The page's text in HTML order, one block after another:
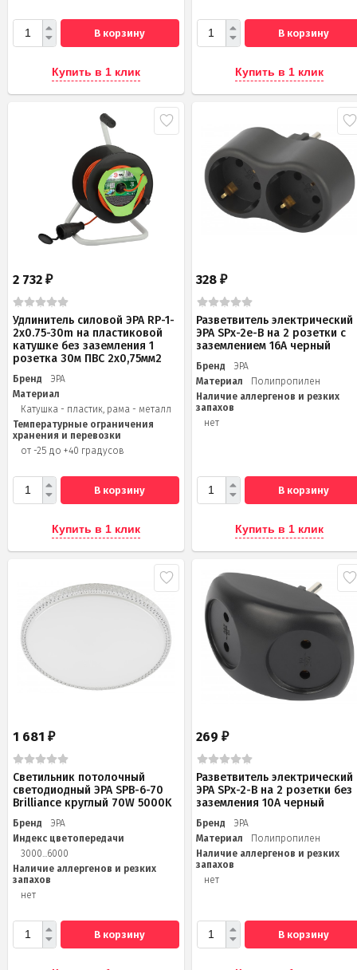
В корзину
Купить в 1 клик
В корзину
Купить в 1 клик
2 732 ₽
Удлинитель силовой ЭРА RP-1-
2x0.75-30m на пластиковой
катушке без заземления 1
розетка 30м ПВС 2х0,75мм2
Бренд
ЭРА
Материал
Катушка - пластик, рама - металл
Температурные ограничения
хранения и перевозки
от -25 до +40 градусов
В корзину
Купить в 1 клик
328₽
Разветвитель электрический
ЭРА SPx-2e-B на 2 розетки с
заземлением 16А черный
Бренд
ЭРА
Материал
Полипропилен
Наличие аллергенов и резких
запахов
нет
В корзину
Купить в 1 клик
1 681 ₽
Светильник потолочный
светодиодный ЭРА SPB-6-70
Brilliance круглый 70W 5000K
Бренд
ЭРА
Индекс цветопередачи
3000...6000
Наличие аллергенов и резких
запахов
нет
В корзину
269₽
Разветвитель электрический
ЭРА SPx-2-B на 2 розетки без
заземления 10А черный
Бренд
ЭРА
Материал
Полипропилен
Наличие аллергенов и резких
запахов
нет
В корзину